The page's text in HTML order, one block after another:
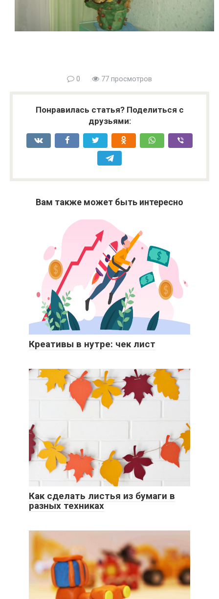
0 77 просмотров
Понравилась статья? Поделиться с
друзьями:
Вам также может быть интересно
Креативы в нутре: чек лист
Как сделать листья из бумаги в
разных техниках